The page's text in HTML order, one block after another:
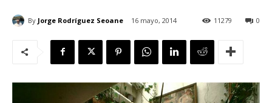
By Jorge Rodríguez Seoane 16 mayo, 2014 0
11279